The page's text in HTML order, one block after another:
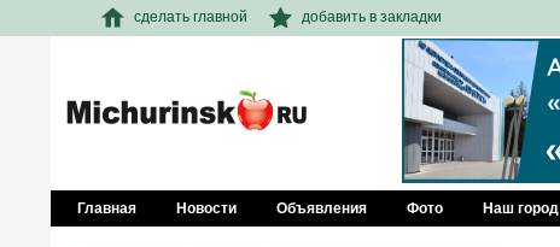
сделать главной добавить в закладки
Главная Новости Объявления Фото Наш город